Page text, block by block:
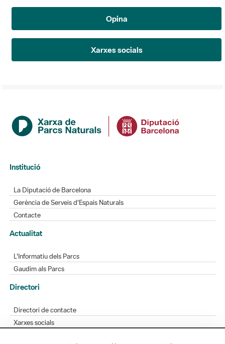
Opina
Xarxes socials
Institució
La Diputació de Barcelona
Gerència de Serveis d'Espais Naturals
Contacte
Actualitat
L'Informatiu dels Parcs
Gaudim als Parcs
Directori
Directori de contacte
Xarxes socials